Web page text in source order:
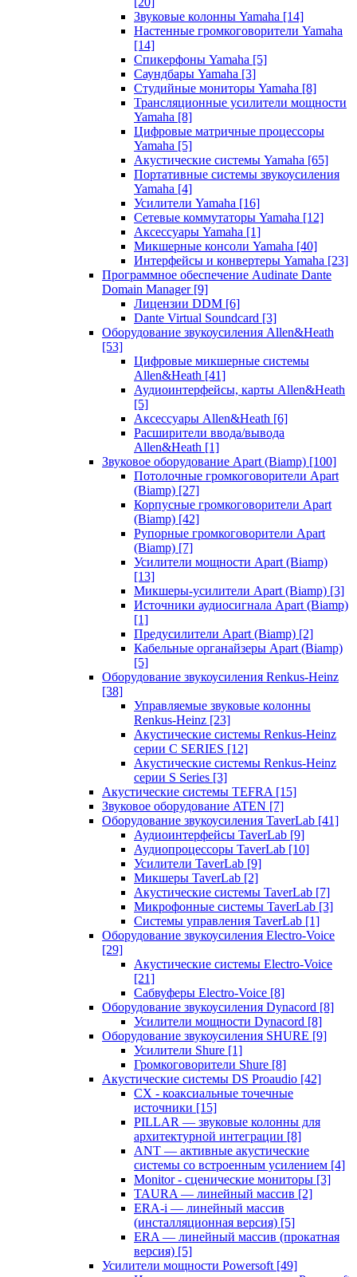
Звуковые колонны Yamaha [14]
Настенные громкоговорители Yamaha
[14]
Спикерфоны Yamaha [5]
Саундбары Yamaha [3]
Студийные мониторы Yamaha [8]
Трансляционные усилители мощности
Yamaha [8]
Цифровые матричные процессоры
Yamaha [5]
Акустические системы Yamaha [65]
Портативные системы звукоусиления
Yamaha [4]
Усилители Yamaha [16]
Сетевые коммутаторы Yamaha [12]
Аксессуары Yamaha [1]
Микшерные консоли Yamaha [40]
Интерфейсы и конвертеры Yamaha [23]
Программное обеспечение Audinate Dante
Domain Manager [9]
Лицензии DDM [6]
Dante Virtual Soundcard [3]
Оборудование звукоусиления Allen&Heath
[53]
Цифровые микшерные системы
Allen&Heath [41]
Аудиоинтерфейсы, карты Allen&Heath
[5]
Аксессуары Allen&Heath [6]
Расширители ввода/вывода
Allen&Heath [1]
Звуковое оборудование Apart (Biamp) [100]
Потолочные громкоговорители Apart
(Biamp) [27]
Корпусные громкоговорители Apart
(Biamp) [42]
Рупорные громкоговорители Apart
(Biamp) [7]
Усилители мощности Apart (Biamp)
[13]
Микшеры-усилители Apart (Biamp) [3]
Источники аудиосигнала Apart (Biamp)
[1]
Предусилители Apart (Biamp) [2]
Кабельные органайзеры Apart (Biamp)
[5]
Оборудование звукоусиления Renkus-Heinz
[38]
Управляемые звуковые колонны
Renkus-Heinz [23]
Акустические системы Renkus-Heinz
серии C SERIES [12]
Акустические системы Renkus-Heinz
серии S Series [3]
Акустические системы TEFRA [15]
Звуковое оборудование ATEN [7]
Оборудование звукоусиления TaverLab [41]
Аудиоинтерфейсы TaverLab [9]
Аудиопроцессоры TaverLab [10]
Усилители TaverLab [9]
Микшеры TaverLab [2]
Акустические системы TaverLab [7]
Микрофонные системы TaverLab [3]
Системы управления TaverLab [1]
Оборудование звукоусиления Electro-Voice
[29]
Акустические системы Electro-Voice
[21]
Сабвуферы Electro-Voice [8]
Оборудование звукоусиления Dynacord [8]
Усилители мощности Dynacord [8]
Оборудование звукоусиления SHURE [9]
Усилители Shure [1]
Громкоговорители Shure [8]
Акустические системы DS Proaudio [42]
CX - коаксиальные точечные
источники [15]
PILLAR — звуковые колонны для
архитектурной интеграции [8]
ANT — активные акустические
системы со встроенным усилением [4]
Monitor - сценические мониторы [3]
TAURA — линейный массив [2]
ERA-i — линейный массив
(инсталляционная версия) [5]
ERA — линейный массив (прокатная
версия) [5]
Усилители мощности Powersoft [49]